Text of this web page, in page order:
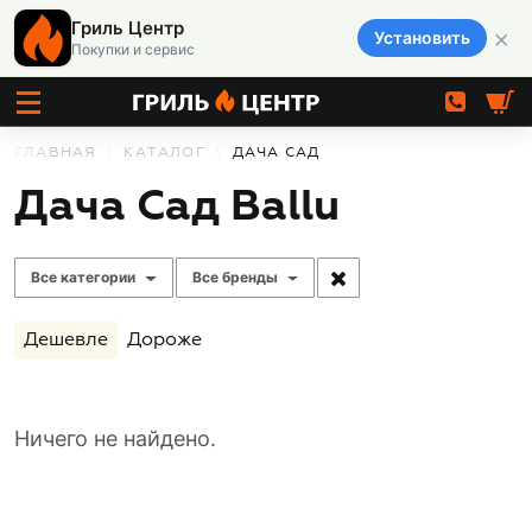
Гриль Центр
Покупки и сервис
Установить ×
ГЛАВНАЯ КАТАЛОГ ДАЧА САД
Дача Сад Ballu
Все категории Все бренды
Дешевле Дороже
Ничего не найдено.